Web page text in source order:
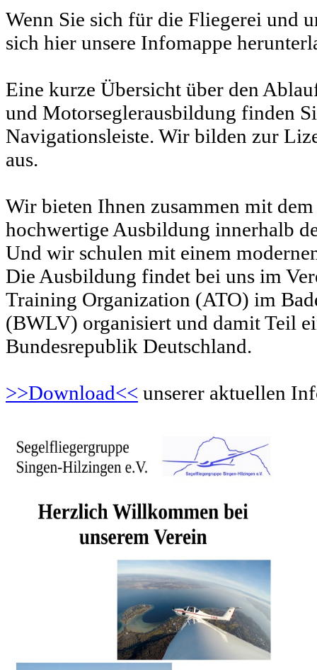
Wenn Sie sich für die Fliegerei und
sich hier unsere Infomappe
Eine kurze Übersicht über den
und Motorseglerausbildung finden
Navigationsleiste. Wir bilden zur
aus.
Wir bieten Ihnen zusammen mit
hochwertige Ausbildung innerhalb
Und wir schulen mit einem
Die Ausbildung findet bei uns im
Training Organization (ATO) im
(BWLV) organisiert und damit Teil
Bundesrepublik Deutschland.
>>Download<< unserer aktuellen